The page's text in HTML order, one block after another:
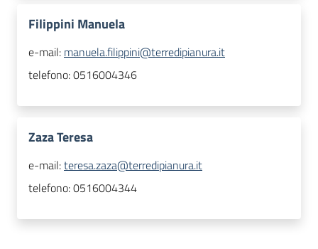
Filippini Manuela
e-mail: manuela.filippini@terredipianura.it
telefono:0516004346
Zaza Teresa
e-mail:teresa.zaza@terredipianura.it
telefono:0516004344